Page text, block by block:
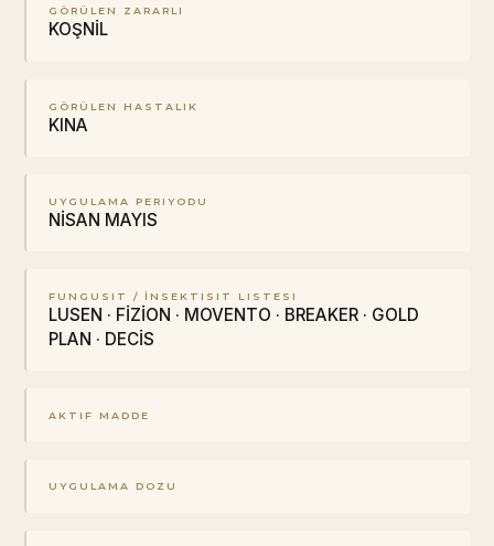
GÖRÜLEN ZARARLI
KOŞNİL
GÖRÜLEN HASTALIK
KINA
UYGULAMA PERIYODU
NİSAN MAYIS
FUNGUSIT / İNSEKTISIT LISTESI
LUSEN · FİZİON · MOVENTO · BREAKER · GOLD
PLAN · DECİS
AKTIF MADDE
UYGULAMA DOZU